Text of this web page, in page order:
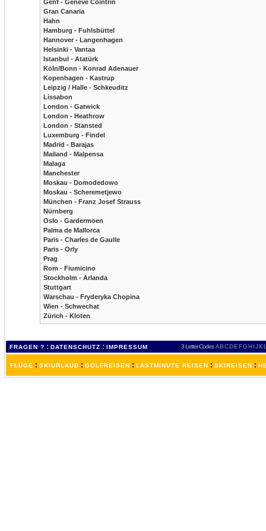
Genf - Geneve Cointrin
Gran Canaria
Hahn
Hamburg - Fuhlsbüttel
Hannover - Langenhagen
Helsinki - Vantaa
Istanbul - Atatürk
Köln/Bonn - Konrad Adenauer
Kopenhagen - Kastrup
Leipzig / Halle - Schkeuditz
Lissabon
London - Gatwick
London - Heathrow
London - Stansted
Luxemburg - Findel
Madrid - Barajas
Mailand - Malpensa
Malaga
Manchester
Moskau - Domodedowo
Moskau - Scheremetjewo
München - Franz Josef Strauss
Nürnberg
Oslo - Gardermoen
Palma de Mallorca
Paris - Charles de Gaulle
Paris - Orly
Prag
Rom - Fiumicino
Stockholm - Arlanda
Stuttgart
Warschau - Fryderyka Chopina
Wien - Schwechat
Zürich - Kloten
FRAGEN ? : DATENSCHUTZ : IMPRESSUM 3 Letter-Codes ABCDEFGH IJKL
FLÜGE : SKIURLAUB : GOLFREISEN : LASTMINUTE REISEN : SKIREISEN :